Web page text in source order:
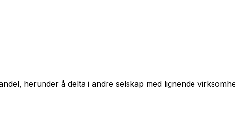
herunder å delta i andre selskap med lignende